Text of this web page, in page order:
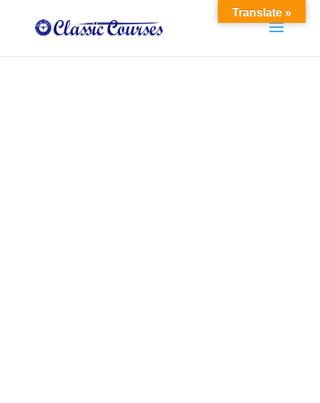
Translate »